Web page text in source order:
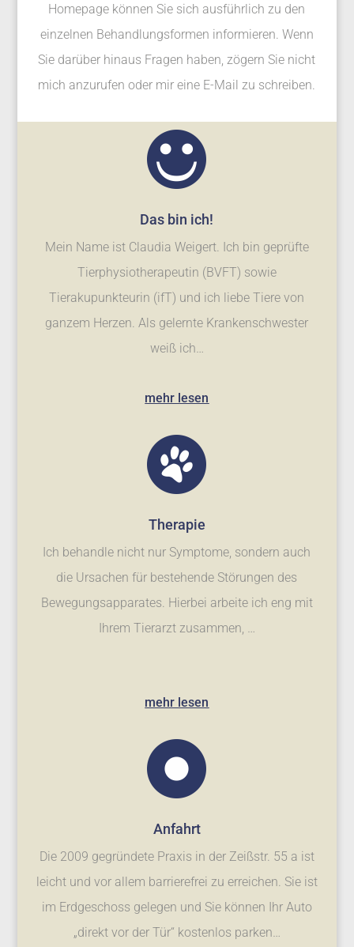
Homepage können Sie sich ausführlich zu den
einzelnen Behandlungsformen informieren. Wenn
Sie darüber hinaus Fragen haben, zögern Sie nicht
mich anzurufen oder mir eine E-Mail zu schreiben.
Das bin ich!
Mein Name ist Claudia Weigert. Ich bin geprüfte
Tierphysiotherapeutin (BVFT) sowie
Tierakupunkteurin (ifT) und ich liebe Tiere von
ganzem Herzen. Als gelernte Krankenschwester
weiß ich…
mehr lesen
Therapie
Ich behandle nicht nur Symptome, sondern auch
die Ursachen für bestehende Störungen des
Bewegungsapparates. Hierbei arbeite ich eng mit
Ihrem Tierarzt zusammen, …
mehr lesen
Anfahrt
Die 2009 gegründete Praxis in der Zeißstr. 55 a ist
leicht und vor allem barrierefrei zu erreichen. Sie ist
im Erdgeschoss gelegen und Sie können Ihr Auto
„direkt vor der Tür“ kostenlos parken…